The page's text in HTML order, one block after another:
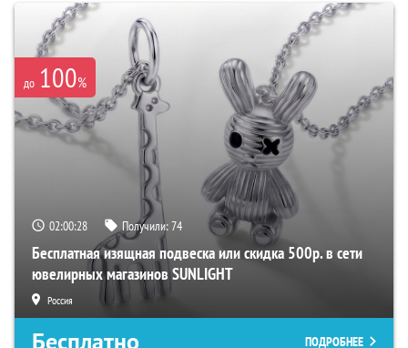
до 100%
02:00:27 Получили:74
Бесплатная изящная подвеска или скидка 500р. в сети
ювелирных магазинов SUNLIGHT
Россия
ПОДРОБНЕЕ